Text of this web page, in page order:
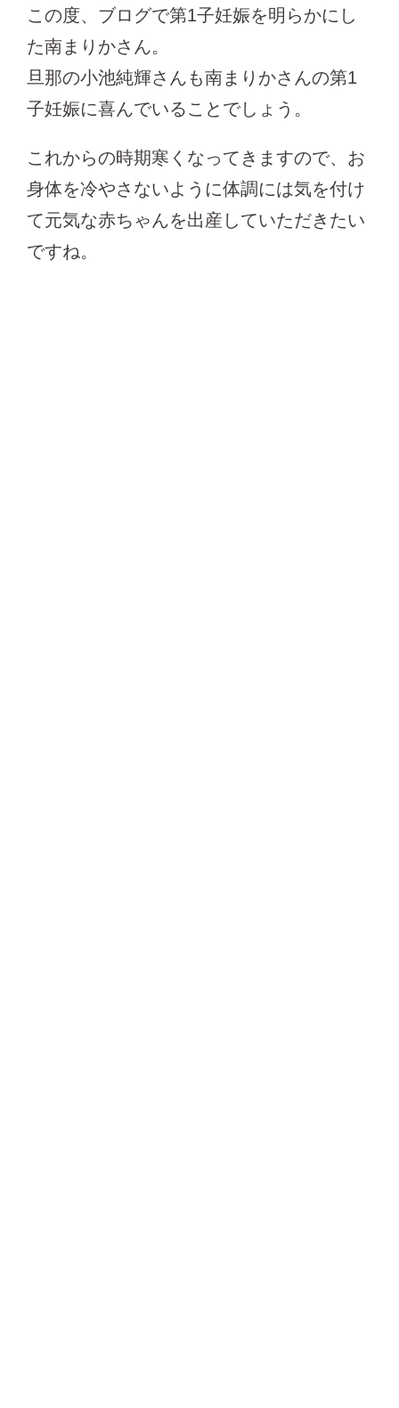
この度、ブログで第1子妊娠を明らかにし
た南まりかさん。
旦那の小池純輝さんも南まりかさんの第1
子妊娠に喜んでいることでしょう。
これからの時期寒くなってきますので、お
身体を冷やさないように体調には気を付け
て元気な赤ちゃんを出産していただきたい
ですね。